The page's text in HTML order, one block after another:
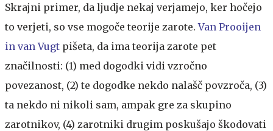
Skrajni primer, da ljudje nekaj verjamejo, ker hočejo
to verjeti, so vse mogoče teorije zarote.Van Prooijen
in van Vugt pišeta, da ima teorija zarote pet
značilnosti: (1) med dogodki vidi vzročno
povezanost, (2) te dogodke nekdo nalašč povzroča, (3)
ta nekdo ni nikoli sam, ampak gre za skupino
zarotnikov, (4) zarotniki drugim poskušajo škodovati